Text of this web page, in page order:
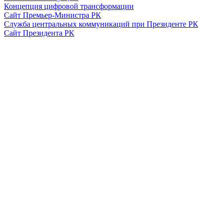
Концепция цифровой трансформации
Сайт Премьер-Министра РК
Служба центральных коммуникаций при Президенте РК
Сайт Президента РК